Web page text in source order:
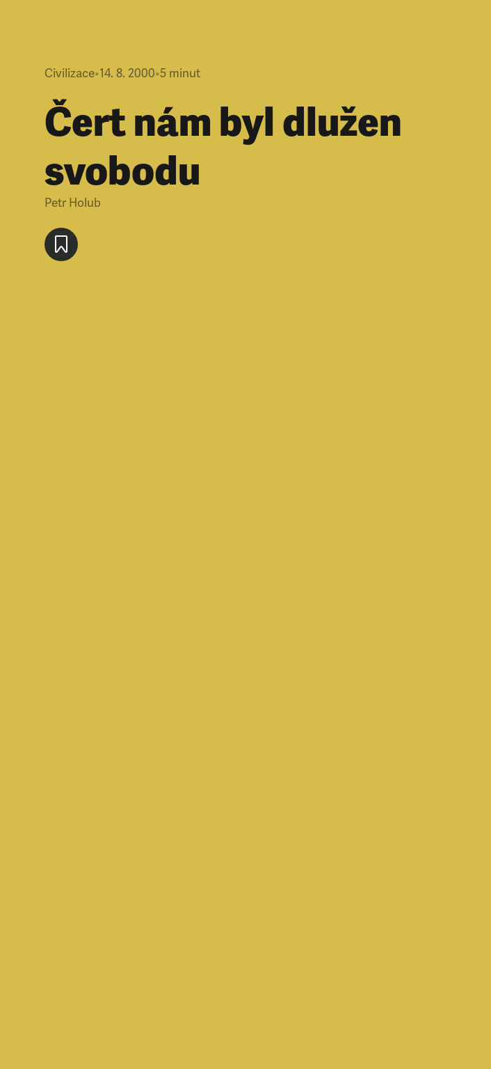
Civilizace•14. 8. 2000•5 minut
Čert nám byl dlužen
svobodu
Petr Holub